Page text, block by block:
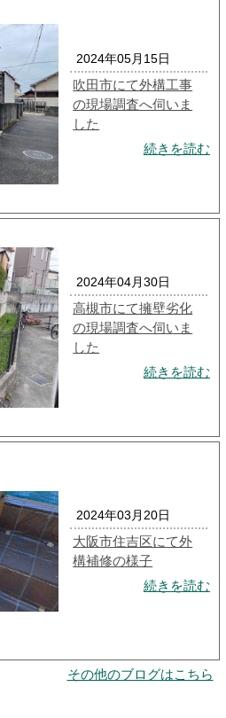
2024年05月15日
吹田市にて外構工事
の現場調査へ伺いま
した
続きを読む
2024年04月30日
高槻市にて擁壁劣化
の現場調査へ伺いま
した
続きを読む
2024年03月20日
大阪市住吉区にて外
構補修の様子
続きを読む
その他のブログはこちら